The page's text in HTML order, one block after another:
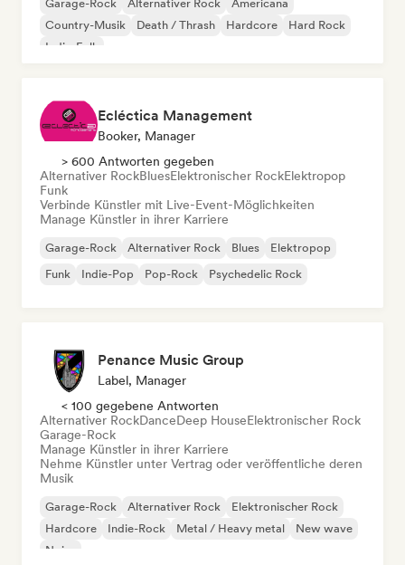
Garage-Rock Alternativer Rock
Americana
Country-Musik
Death / Thrash Hardcore
Hard Rock
Indie-Folk
Ecléctica Management
Booker, Manager
> 600 Antworten gegeben
Alternativer RockBluesElektronischer RockElektropop
Funk
Verbinde Künstler mit Live-Event-Möglichkeiten
Manage Künstler in ihrer Karriere
Garage-Rock Alternativer Rock Blues
Elektropop
Funk
Indie-Pop Pop-Rock Psychedelic Rock
Penance Music Group
Label, Manager
< 100 gegebene Antworten
Alternativer RockDanceDeep HouseElektronischer Rock
Garage-Rock
Manage Künstler in ihrer Karriere
Nehme Künstler unter Vertrag oder veröffentliche deren
Musik
Garage-Rock Alternativer Rock
Elektronischer Rock
Hardcore
Indie-Rock Metal / Heavy metal
New wave
Noise